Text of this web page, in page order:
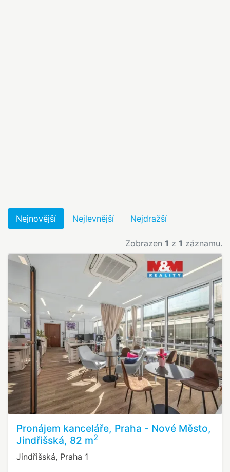
Nejnovější Nejlevnější Nejdražší
Zobrazen 1 z 1 záznamu.
Pronájem kanceláře, Praha - Nové Město,
Jindřišská, 82 m2
Jindřišská, Praha 1